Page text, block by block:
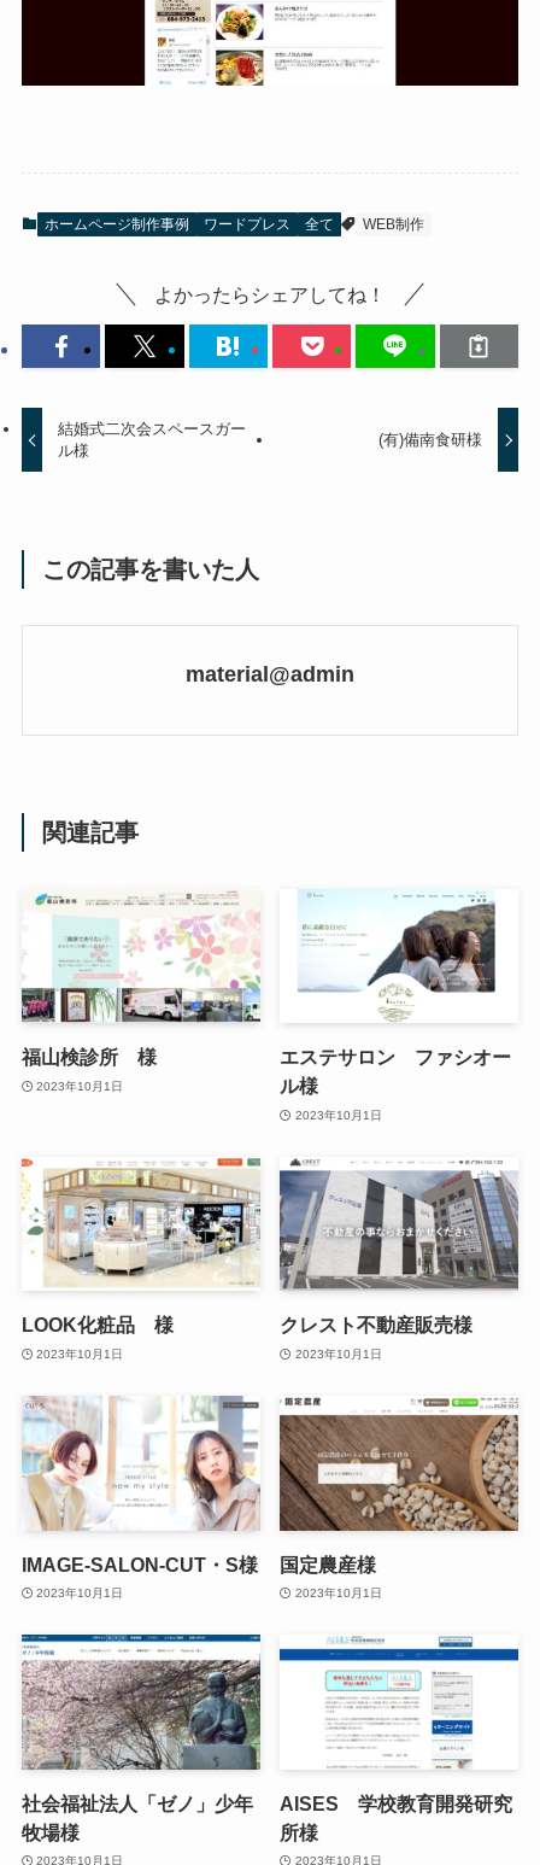
ホームページ制作事例 ワードプレス 全て WEB制作
よかったらシェアしてね！
結婚式二次会スペースガー
ル様
(有)備南食研様
この記事を書いた人
material@admin
関連記事
福山検診所 様
2023年10月1日
エステサロン ファシオー
ル様
2023年10月1日
LOOK化粧品 様
2023年10月1日
クレスト不動産販売様
2023年10月1日
IMAGE-SALON-CUT・S様
2023年10月1日
国定農産様
2023年10月1日
社会福祉法人「ゼノ」少年
牧場様
2023年10月1日
AISES 学校教育開発研究
所様
2023年10月1日